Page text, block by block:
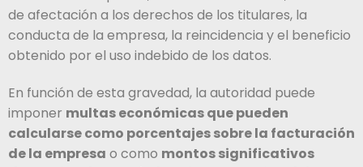
de afectación a los derechos de los titulares, la
conducta de la empresa, la reincidencia y el beneficio
obtenido por el uso indebido de los datos.
En función de esta gravedad, la autoridad puede
imponer multas económicas que pueden
calcularse como porcentajes sobre la facturación
de la empresa o como montos significativos